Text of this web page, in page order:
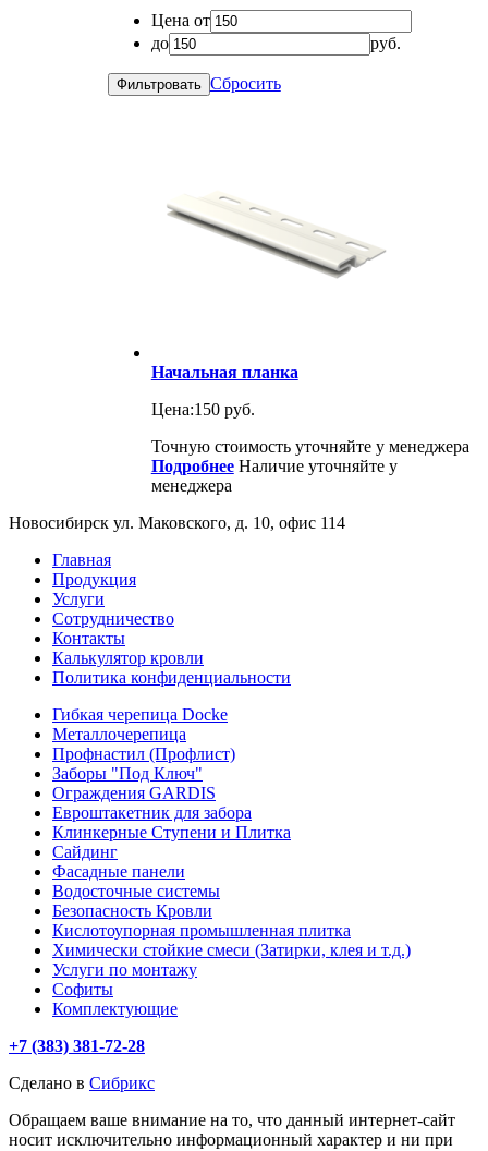
Цена от
до
руб.
Сбросить
Начальная планка
Цена:150 руб.
Точную стоимость уточняйте у менеджера
Подробнее Наличие уточняйте у
менеджера
Новосибирск ул. Маковского, д. 10, офис 114
Главная
Продукция
Услуги
Сотрудничество
Контакты
Калькулятор кровли
Политика конфиденциальности
Гибкая черепица Docke
Металлочерепица
Профнастил (Профлист)
Заборы "Под Ключ"
Ограждения GARDIS
Евроштакетник для забора
Клинкерные Ступени и Плитка
Сайдинг
Фасадные панели
Водосточные системы
Безопасность Кровли
Кислотоупорная промышленная плитка
Химически стойкие смеси (Затирки, клея и т.д.)
Услуги по монтажу
Софиты
Комплектующие
+7 (383) 381-72-28
Сделано в Сибрикс
Обращаем ваше внимание на то, что данный интернет-сайт
носит исключительно информационный характер и ни при